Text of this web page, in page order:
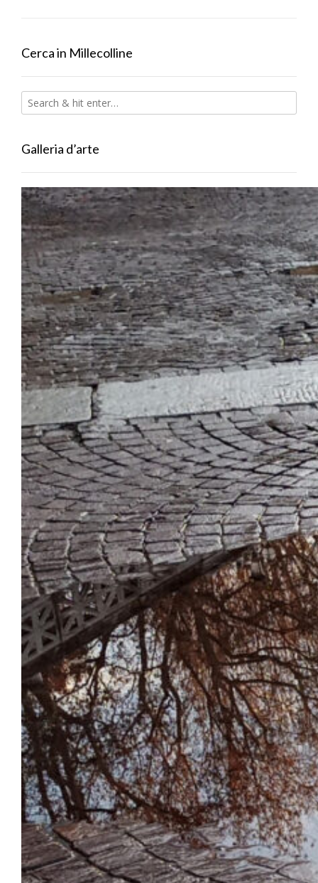
Cerca in Millecolline
Galleria d’arte